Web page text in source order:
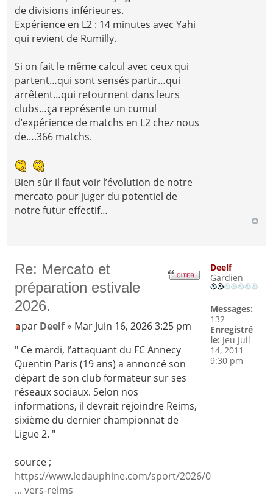
de divisions inférieures.
Expérience en L2 : 14 minutes avec Yahi
qui revient de Rumilly.
Si on fait le même calcul avec ceux qui
partent…qui sont sensés partir…qui
arrêtent…qui retournent dans leurs
clubs…ça représente un cumul
d’expérience de matchs en L2 chez nous
de….366 matchs.
Bien sûr il faut voir l’évolution de notre
mercato pour juger du potentiel de
notre futur effectif…
Re: Mercato et
préparation estivale
2026.
par Deelf» Mar Juin 16, 2026 3:25 pm
" Ce mardi, l’attaquant du FC Annecy
Quentin Paris (19 ans) a annoncé son
départ de son club formateur sur ses
réseaux sociaux. Selon nos
informations, il devrait rejoindre Reims,
sixième du dernier championnat de
Ligue 2. "
source ;
https://www.ledauphine.com/sport/2026/0
... vers-reims
Deelf
Gardien
Messages:
132
Enregistré
le: Jeu Juil
14, 2011
9:30 pm